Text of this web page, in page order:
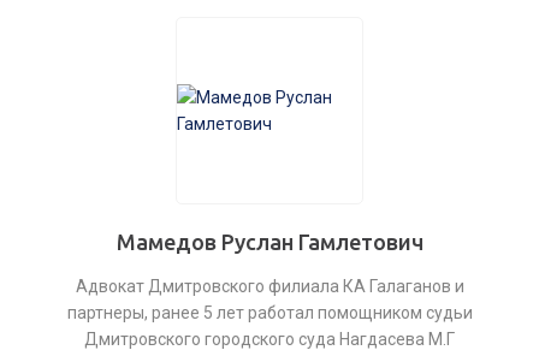
Мамедов Руслан Гамлетович
Адвокат Дмитровского филиала КА Галаганов и
партнеры, ранее 5 лет работал помощником судьи
Дмитровского городского суда Нагдасева М.Г